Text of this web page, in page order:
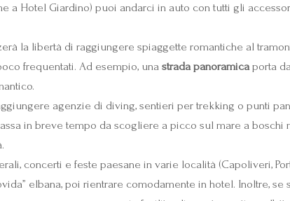
a Hotel Giardino) puoi andarci in auto con tutti gli
la libertà di raggiungere spiaggette romantiche al
frequentati. Ad esempio, una strada panoramicaporta
agenzie di diving, sentieri per trekking o punti
in breve tempo da scogliere a picco sul mare a boschi
concerti e feste paesane in varie località (Capoliveri,
elbana, poi rientrare comodamente in hotel. Inoltre,